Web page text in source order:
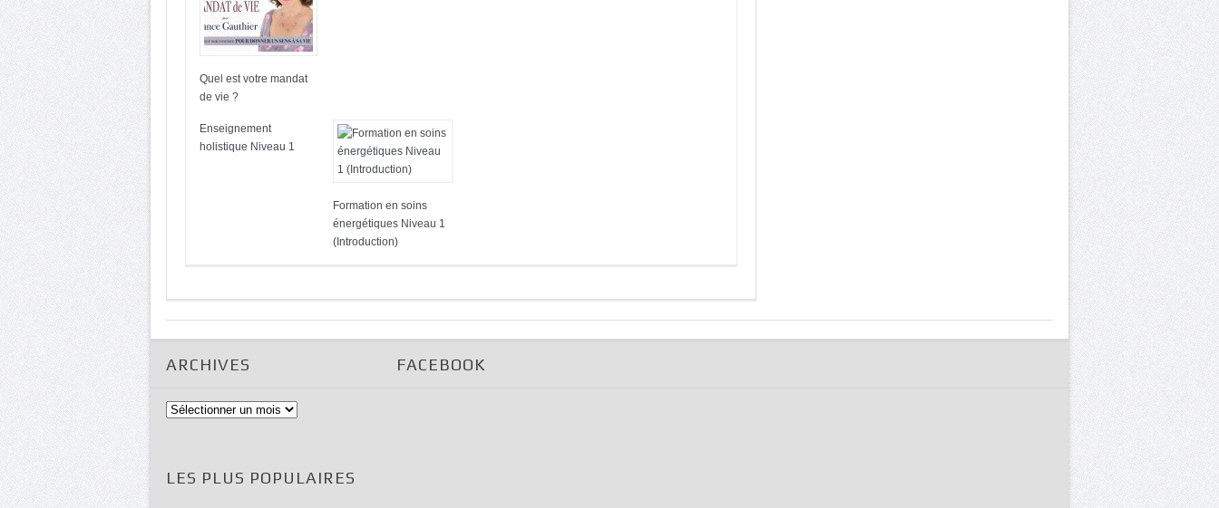
Quel est votre mandat
de vie ?
Enseignement
holistique Niveau 1
Formation en soins
énergétiques Niveau 1
(Introduction)
ARCHIVES
Archives
LES PLUS POPULAIRES
FACEBOOK